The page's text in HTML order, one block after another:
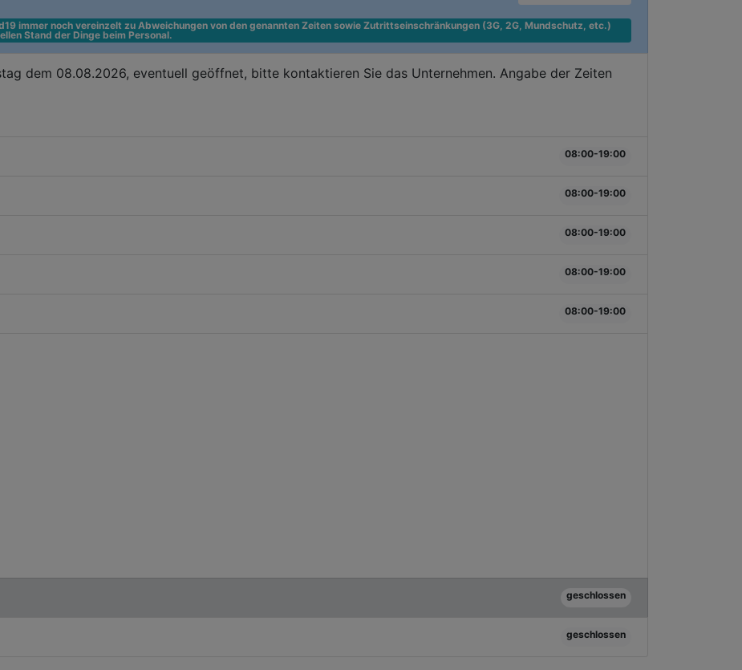
immer noch vereinzelt zu Abweichungen von den genannten Zeiten sowie Zutrittseinschränkungen (3G, 2G, Mundschutz, etc.)
Stand der Dinge beim Personal.
dem 08.08.2026, eventuell geöffnet, bitte kontaktieren Sie das Unternehmen. Angabe der Zeiten
08:00-19:00
08:00-19:00
08:00-19:00
08:00-19:00
08:00-19:00
geschlossen
geschlossen